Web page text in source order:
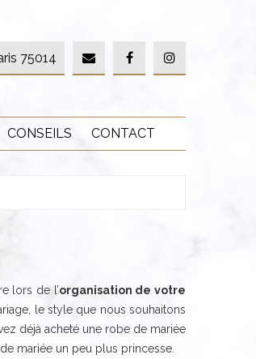
75014
CONSEILS CONTACT
lors de l’organisation de votre
le style que nous souhaitons
déjà acheté une robe de mariée
mariée un peu plus princesse.